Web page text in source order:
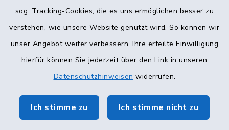
sog. Tracking-Cookies, die es uns ermöglichen besser zu
verstehen, wie unsere Website genutzt wird. So können wir
unser Angebot weiter verbessern. Ihre erteilte Einwilligung
hierfür können Sie jederzeit über den Link in unseren
Datenschutzhinweisen widerrufen.
Ich stimme zu Ich stimme nicht zu